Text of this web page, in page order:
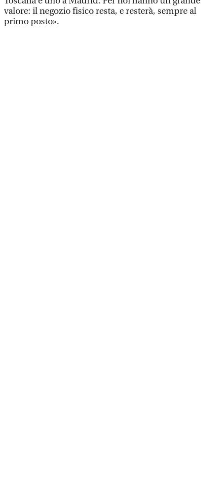
valore: il negozio fisico resta, e resterà, sempre al
primo posto».